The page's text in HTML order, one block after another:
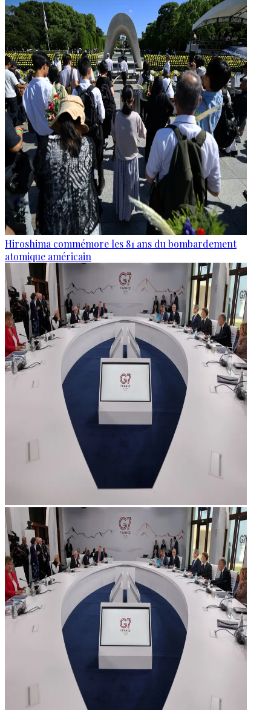
Hiroshima commémore les 81 ans du bombardement
atomique américain